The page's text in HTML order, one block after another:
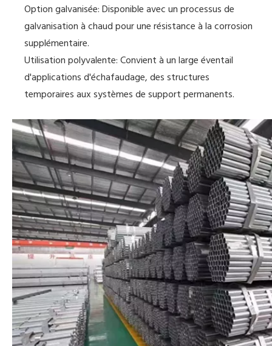
Option galvanisée: Disponible avec un processus de
galvanisation à chaud pour une résistance à la corrosion
supplémentaire.
Utilisation polyvalente: Convient à un large éventail
d'applications d'échafaudage, des structures
temporaires aux systèmes de support permanents.